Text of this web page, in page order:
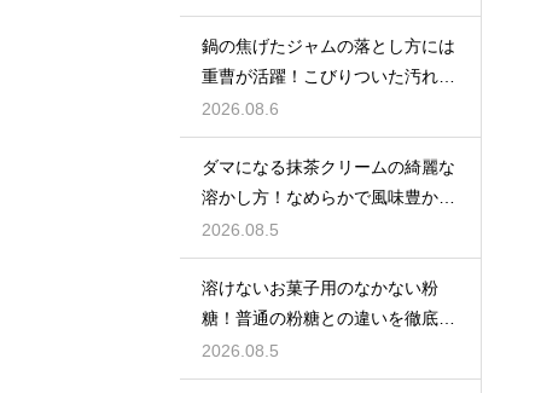
鍋の焦げたジャムの落とし方には
重曹が活躍！こびりついた汚れを
綺麗に落としてピカピカにする技
2026.08.6
ダマになる抹茶クリームの綺麗な
溶かし方！なめらかで風味豊かな
クリームを作る
2026.08.5
溶けないお菓子用のなかない粉
糖！普通の粉糖との違いを徹底解
説
2026.08.5